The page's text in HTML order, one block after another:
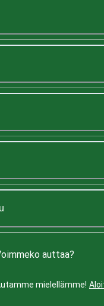
auttaa?
mielellämme!